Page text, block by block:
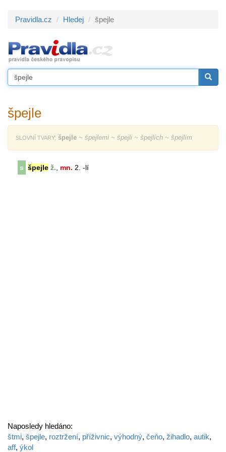
Pravidla.cz Hledej špejle
špejle
SLOVNÍ TVARY: špejle ~ špejlemi ~ špejli ~ špejlích ~ špejlím
s špejle ž. mn. 2. -lí
Naposledy hledáno:
štmi, špejle, roztržení, příživnic, výhodný, čeňo, žihadlo, autik,
aff, ýkol